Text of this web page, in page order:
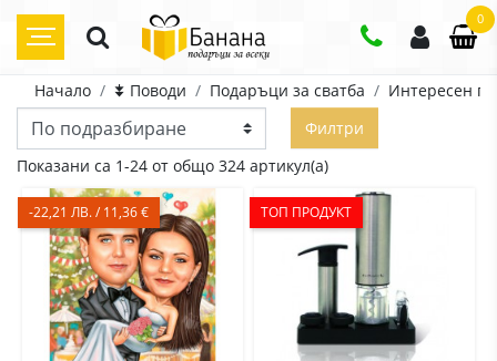
0
Начало ⯯ Поводи Подаръци за сватба
Интересен
Филтри
Показани са 1-24 от общо 324 артикул(а)
-22,21 ЛВ. / 11,36 € ТОП ПРОДУКТ